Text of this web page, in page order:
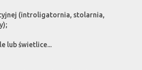
(introligatornia, stolarnia,
lub świetlice...